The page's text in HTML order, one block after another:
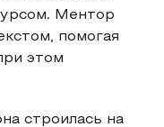
Ментор
помогая
этом
строилась на